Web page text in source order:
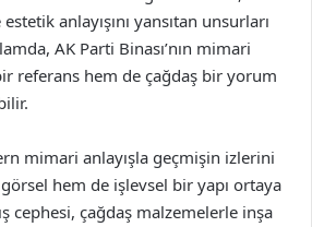
anlayışını yansıtan unsurları
AK Parti Binası’nın mimari
referans hem de çağdaş bir yorum
mimari anlayışla geçmişin izlerini
hem de işlevsel bir yapı ortaya
cephesi, çağdaş malzemelerle inşa